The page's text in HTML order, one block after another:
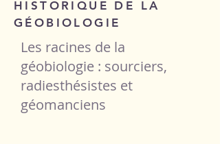
HISTORIQUE DE LA
GÉOBIOLOGIE
​Les racines de la
géobiologie : sourciers,
radiesthésistes et
géomanciens